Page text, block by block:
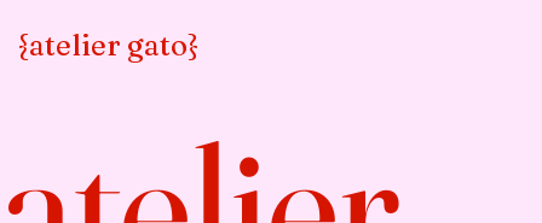
{atelier gato}